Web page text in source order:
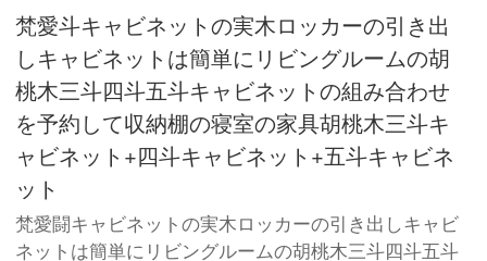
梵愛斗キャビネットの実木ロッカーの引き出
しキャビネットは簡単にリビングルームの胡
桃木三斗四斗五斗キャビネットの組み合わせ
を予約して収納棚の寝室の家具胡桃木三斗キ
ャビネット+四斗キャビネット+五斗キャビネ
ット
梵愛闘キャビネットの実木ロッカーの引き出しキャビ
ネットは簡単にリビングルームの胡桃木三斗四斗五斗